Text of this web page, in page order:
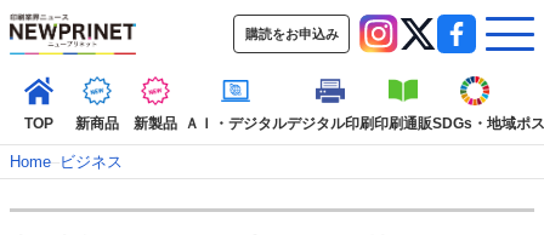
購読をお申込み
TOP 新商品 新製品 ＡＩ・デジタルデジタル印刷印刷通販SDGs・地域ポ
Home–ビジネス